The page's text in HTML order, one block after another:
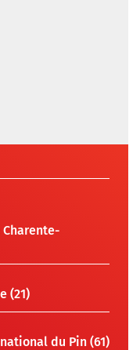
(21)
du Pin (61)